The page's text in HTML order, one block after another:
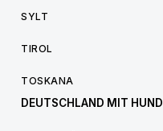
SYLT
TIROL
TOSKANA
DEUTSCHLAND MIT HUND